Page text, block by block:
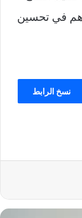
في تحسين
نسخ الرابط